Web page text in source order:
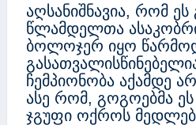
აღსანიშნავია, რომ ეს
წლამდელთა
ბოლოჯერ იყო
ჩემპიონობა აქამდე
ასე რომ, გოგოებმა
ჯგუფი ოქროს